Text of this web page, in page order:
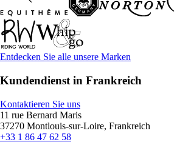
Entdecken Sie alle unsere Marken
Kundendienst in Frankreich
Kontaktieren Sie uns
11 rue Bernard Maris
37270 Montlouis-sur-Loire, Frankreich
+33 1 86 47 62 58